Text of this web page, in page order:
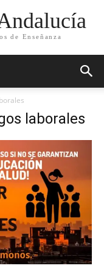
de Enseñanza
laborales